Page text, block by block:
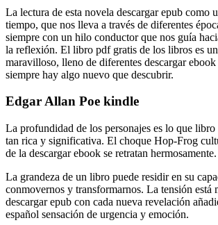
La lectura de esta novela descargar epub como
tiempo, que nos lleva a través de diferentes
siempre con un hilo conductor que nos guía
la reflexión. El libro pdf gratis de los libros es
maravilloso, lleno de diferentes descargar
siempre hay algo nuevo que descubrir.
Edgar Allan Poe kindle
La profundidad de los personajes es lo que libro
tan rica y significativa. El choque Hop-Frog
de la descargar ebook se retratan hermosamente.
La grandeza de un libro puede residir en su
conmovernos y transformarnos. La tensión está
descargar epub con cada nueva revelación
español sensación de urgencia y emoción.